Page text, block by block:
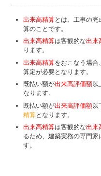
出来高精算とは、工事の
算のことです。
出来高精算は客観的な出来
ります。
出来高精算をおこなう場
算定が必要となります。
既払い額が出来高評価額以
なります。
既払い額が出来高評価額以
精算となります。
出来高精算は客観的な出来
るため、建築実務の専門家
す。